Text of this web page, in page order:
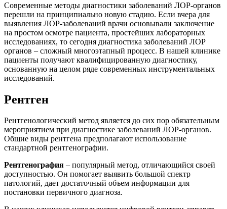
Современные методы диагностики заболеваний ЛОР-органов
перешли на принципиально новую стадию. Если вчера для
выявления ЛОР-заболеваний врачи основывали заключение
на простом осмотре пациента, простейших лабораторных
исследованиях, то сегодня диагностика заболеваний ЛОР
органов – сложный многоэтапный процесс. В нашей клинике
пациенты получают квалифицированную диагностику,
основанную на целом ряде современных инструментальных
исследований.
Рентген
Рентгенологический метод является до сих пор обязательным
мероприятием при диагностике заболеваний ЛОР-органов.
Общие виды рентгена предполагают использование
стандартной рентгенографии.
Рентгенография – популярный метод, отличающийся своей
доступностью. Он помогает выявить большой спектр
патологий, дает достаточный объем информации для
постановки первичного диагноза.